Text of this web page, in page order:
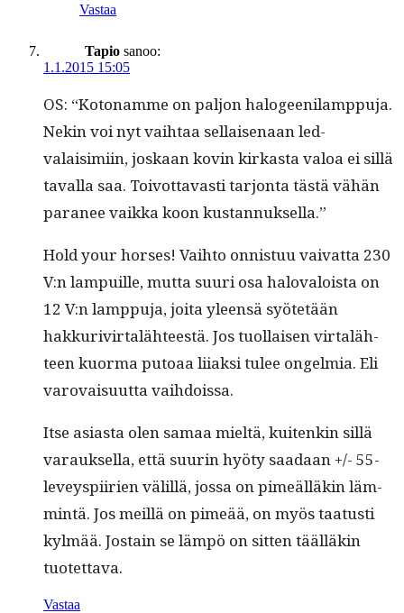
Vastaa
Tapio sanoo:
1.1.2015 15:05
OS: “Koton­amme on paljon halo­gee­nil­amp­pu­ja.
Nekin voi nyt vai­h­taa sel­l­aise­naan led-
valaisimi­in, joskaan kovin kirkas­ta val­oa ei sil­lä
taval­la saa. Toiv­ot­tavasti tar­jon­ta tästä vähän
para­nee vaik­ka koon kustannuksella.”
Hold your hors­es! Vai­h­to onnis­tuu vai­vat­ta 230
V:n lam­puille, mut­ta suuri osa halo­val­oista on
12 V:n lamp­pu­ja, joi­ta yleen­sä syötetään
hakkurivir­taläh­teestä. Jos tuol­laisen vir­taläh­
teen kuor­ma putoaa liiak­si tulee ongelmia. Eli
varovaisu­ut­ta vaihdoissa.
Itse asi­as­ta olen samaa mieltä, kuitenkin sil­lä
varauk­sel­la, että suurin hyö­ty saadaan +/- 55-
lev­eyspi­irien välil­lä, jos­sa on pimeäl­läkin läm­
mintä. Jos meil­lä on pimeää, on myös taa­tusti
kylmää. Jostain se läm­pö on sit­ten tääl­läkin
tuotettava.
Vastaa